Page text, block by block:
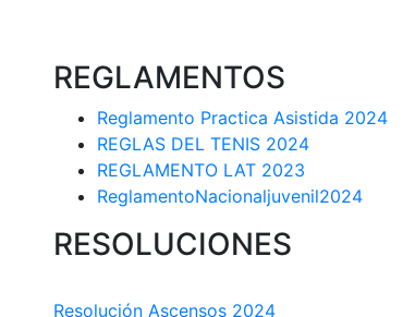
REGLAMENTOS
Reglamento Practica Asistida 2024
REGLAS DEL TENIS 2024
REGLAMENTO LAT 2023
ReglamentoNacionaljuvenil2024
RESOLUCIONES
Resolución Ascensos 2024